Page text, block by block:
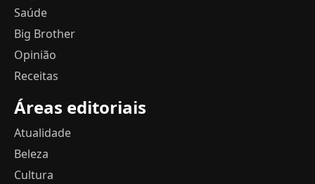
Saúde
Big Brother
Opinião
Receitas
Áreas editoriais
Atualidade
Beleza
Cultura